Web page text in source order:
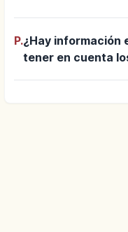
P.¿Hay información
tener en cuenta